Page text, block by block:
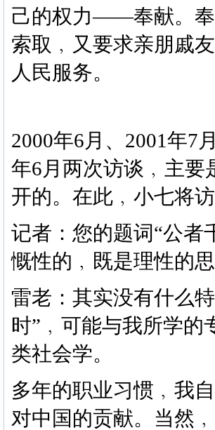
己的权力——奉献。奉
索取﹐又要求亲朋戚
人民服务。
2000年6月 、 2001年7月
年6月两次访谈﹐主要
开的。在此﹐小七将
记者：您的题词“公者
慨性的﹐既是理性的
雷老：其实没有什么
时”﹐可能与我所学的
类社会学。
多年的职业习惯﹐我
对中国的贡献。当然